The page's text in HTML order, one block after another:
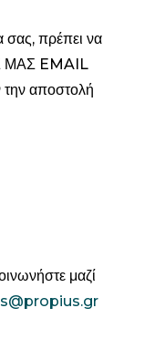
σας, πρέπει να
ΜΑΣ EMAIL
αποστολή
μαζί